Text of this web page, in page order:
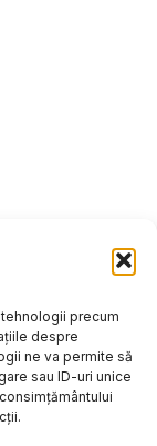
precum
despre
ne va permite să
sau ID-uri unice